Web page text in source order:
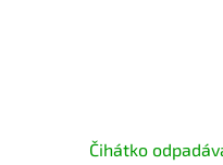
Čihátko